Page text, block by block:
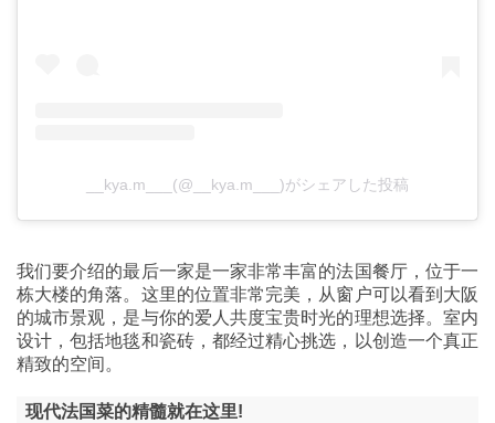
__kya.m___(@__kya.m___)がシェアした投稿
我们要介绍的最后一家是一家非常丰富的法国餐厅，位于一
栋大楼的角落。这里的位置非常完美，从窗户可以看到大阪
的城市景观，是与你的爱人共度宝贵时光的理想选择。室内
设计，包括地毯和瓷砖，都经过精心挑选，以创造一个真正
精致的空间。
现代法国菜的精髓就在这里!